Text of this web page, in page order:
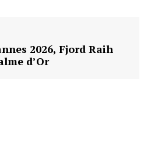
2026, Fjord Raih
d’Or